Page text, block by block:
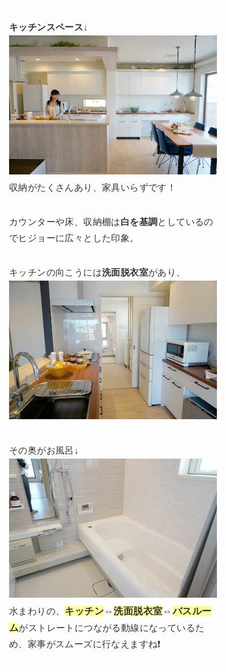
キッチンスペース↓
収納がたくさんあり、家具いらずです！
カウンターや床、収納棚は白を基調 としているの
でヒジョーに広々とした印象。
キッチンの向こうには洗面脱衣室があり、
その奥がお風呂↓
水まわりの、 キッチン ⇔洗面脱衣室⇔バスルー
ムがストレートにつながる動線になっているた
め、家事がスムーズに行なえますね❗️